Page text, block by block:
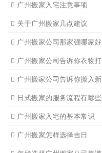
广州学生搬家2
搬家必读
广州搬家禁忌须知
设备搬运需要注意细节
应该怎样选择广州搬家公司
选择广州搬家公司需谨慎
广州搬家流程